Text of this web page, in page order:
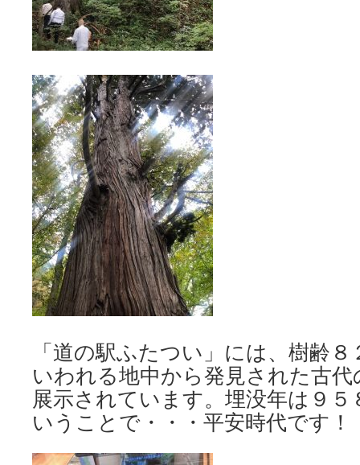
「道の駅ふたつい」には、樹齢
いわれる地中から発見された古
展示されています。埋没年は９５
いうことで・・・平安時代です！